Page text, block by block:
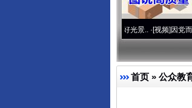
·[视频]因党而生 为党
首页 » 公众教